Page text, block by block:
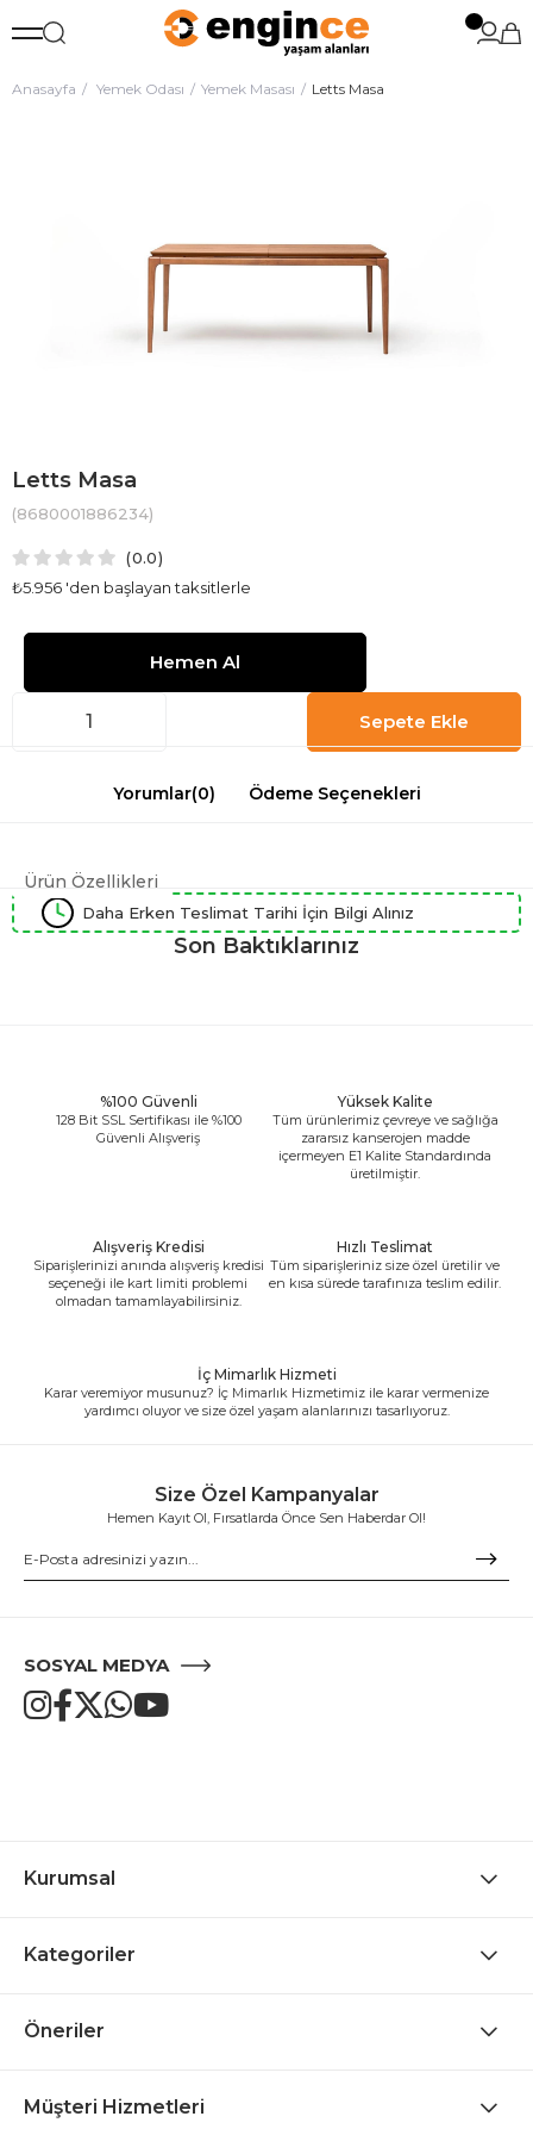
Anasayfa Yemek Odası Yemek Masası Letts Masa
Letts Masa
(8680001886234)
0.0
₺5.956 'den başlayan taksitlerle
Yorumlar(0) Ödeme Seçenekleri
Ürün Özellikleri
Daha Erken Teslimat Tarihi İçin Bilgi Alınız
Son Baktıklarınız
%100 Güvenli
128 Bit SSL Sertifikası ile %100
Güvenli Alışveriş
Yüksek Kalite
Tüm ürünlerimiz çevreye ve sağlığa
zararsız kanserojen madde
içermeyen E1 Kalite Standardında
üretilmiştir.
Alışveriş Kredisi
Siparişlerinizi anında alışveriş kredisi
seçeneği ile kart limiti problemi
olmadan tamamlayabilirsiniz.
Hızlı Teslimat
Tüm siparişleriniz size özel üretilir ve
en kısa sürede tarafınıza teslim edilir.
İç Mimarlık Hizmeti
Karar veremiyor musunuz? İç Mimarlık Hizmetimiz ile karar vermenize
yardımcı oluyor ve size özel yaşam alanlarınızı tasarlıyoruz.
Size Özel Kampanyalar
Hemen Kayıt Ol, Fırsatlarda Önce Sen Haberdar Ol!
SOSYAL MEDYA
Kurumsal
Kategoriler
Öneriler
Müşteri Hizmetleri